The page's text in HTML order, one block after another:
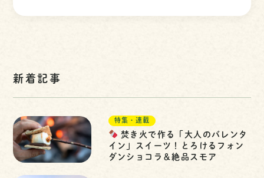
新着記事
特集・連載
焚き火で作る「大人のバレンタ
イン」スイーツ！とろけるフォン
ダンショコラ＆絶品スモア